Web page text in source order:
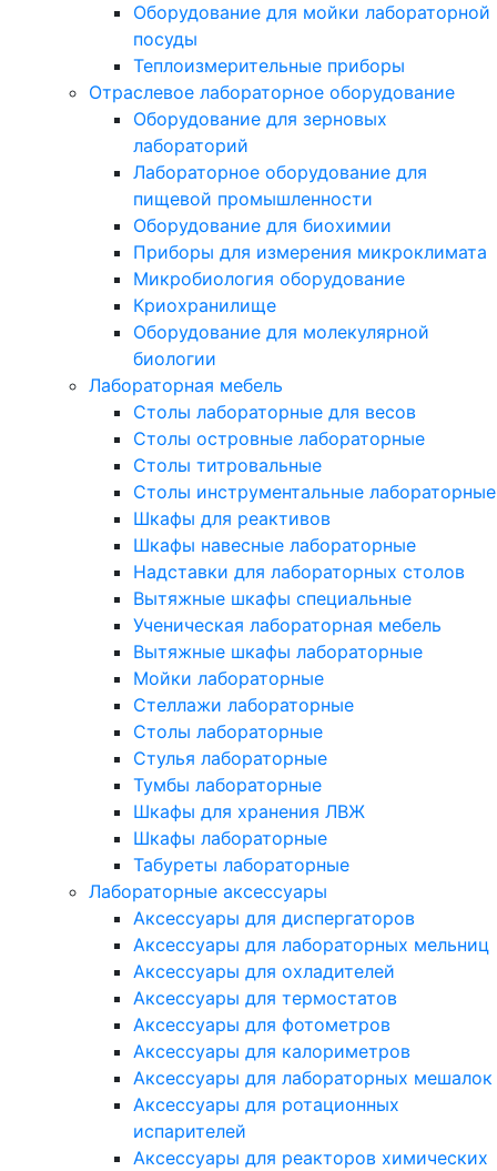
Оборудование для мойки лабораторной
посуды
Теплоизмерительные приборы
Отраслевое лабораторное оборудование
Оборудование для зерновых
лабораторий
Лабораторное оборудование для
пищевой промышленности
Оборудование для биохимии
Приборы для измерения микроклимата
Микробиология оборудование
Криохранилище
Оборудование для молекулярной
биологии
Лабораторная мебель
Столы лабораторные для весов
Столы островные лабораторные
Столы титровальные
Столы инструментальные лабораторные
Шкафы для реактивов
Шкафы навесные лабораторные
Надставки для лабораторных столов
Вытяжные шкафы специальные
Ученическая лабораторная мебель
Вытяжные шкафы лабораторные
Мойки лабораторные
Стеллажи лабораторные
Столы лабораторные
Стулья лабораторные
Тумбы лабораторные
Шкафы для хранения ЛВЖ
Шкафы лабораторные
Табуреты лабораторные
Лабораторные аксессуары
Аксессуары для диспергаторов
Аксессуары для лабораторных мельниц
Аксессуары для охладителей
Аксессуары для термостатов
Аксессуары для фотометров
Аксессуары для калориметров
Аксессуары для лабораторных мешалок
Аксессуары для ротационных
испарителей
Аксессуары для реакторов химических